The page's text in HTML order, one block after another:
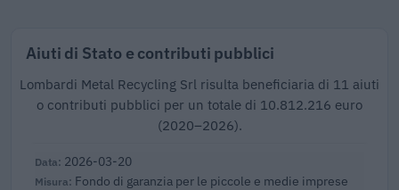
Aiuti di Stato e contributi pubblici
Lombardi Metal Recycling Srl risulta beneficiaria di 11 aiuti
o contributi pubblici per un totale di 10.812.216 euro
(2020–2026).
2026-03-20
Fondo di garanzia per le piccole e medie imprese